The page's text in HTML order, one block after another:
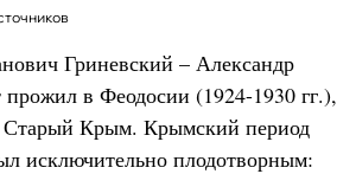
Гриневский – Александр
в Феодосии (1924-1930 гг.),
Старый Крым. Крымский период
исключительно плодотворным: